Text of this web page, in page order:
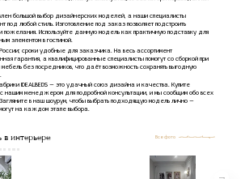
большой выбор дизайнерских моделей, а наши специалисты
под любой стиль. Изготовление под заказ позволяет подстроить
пожелания. Используйте данную модель как практичную подставку для
элементом в гостиной.
сроки удобные для заказчика. На весь ассортимент
гарантия, а квалифицированные специалисты помогут со сборкой при
без посредников, что даёт возможность сохранять выгодную
IDEALBEDS — это удачный союз дизайна и качества. Купите
нашим менеджером для подробной консультации, и мы сообщим обо всех
в наш шоурум, чтобы выбрать подходящую модель лично —
на каждом этапе выбора.
интерьере Все фото